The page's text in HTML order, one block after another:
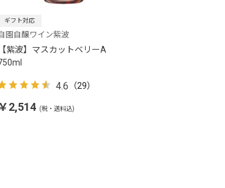
ギフト対応
園自醸ワイン紫波
【紫波】マスカットベリーA
4.6 （29）
￥2,514 (税・送料込)